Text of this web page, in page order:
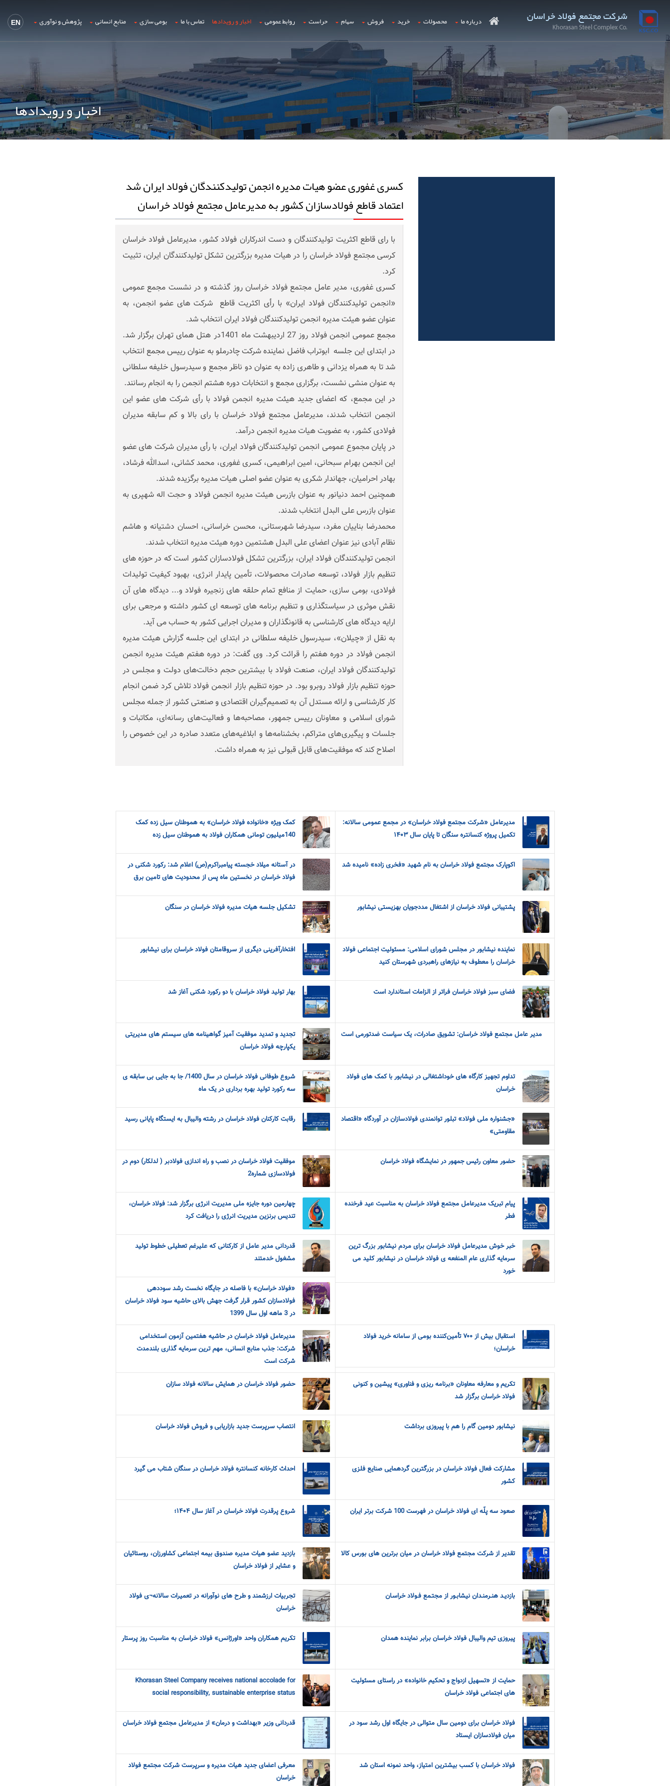
EN درباره ما محصولات خرید فروش سهام حراست روابط عمومی اخبار و رویدادها تماس با ما بومی سازی منابع انسانی پژوهش و نوآوری
اخبار و رویدادها
کسری غفوری عضو هیات مدیره انجمن تولیدکنندگان فولاد ایران شد
اعتماد قاطع فولادسازان کشور به مدیرعامل مجتمع فولاد خراسان
با رای قاطع اکثریت تولیدکنندگان و دست اندرکاران فولاد کشور، مدیرعامل فولاد خراسان
کرسی مجتمع فولاد خراسان را در هیات مدیره بزرگترین تشکل تولیدکنندگان ایران، تثبیت
کرد.
کسری غفوری، مدیر عامل مجتمع فولاد خراسان روز گذشته و در نشست مجمع عمومی
«انجمن تولیدکنندگان فولاد ایران» با رأی اکثریت قاطع شرکت های عضو انجمن، به
عنوان عضو هیئت مدیره انجمن تولیدکنندگان فولاد ایران انتخاب شد.
مجمع عمومی انجمن فولاد روز 27 اردیبهشت ماه 1401در هتل همای تهران برگزار شد.
در ابتدای این جلسه ابوتراب فاضل نماینده شرکت چادرملو به عنوان رییس مجمع انتخاب
شد تا به همراه یزدانی و طاهری زاده به عنوان دو ناظر مجمع و سیدرسول خلیفه سلطانی
به عنوان منشی نشست، برگزاری مجمع و انتخابات دوره هشتم انجمن را به انجام رسانند.
در این مجمع، که اعضای جدید هیئت مدیره انجمن فولاد با رأی شرکت های عضو این
انجمن انتخاب شدند، مدیرعامل مجتمع فولاد خراسان با رای بالا و کم سابقه مدیران
فولادی کشور، به عضویت هیات مدیره انجمن درآمد.
در پایان مجموع عمومی انجمن تولیدکنندگان فولاد ایران، با رأی مدیران شرکت های عضو
این انجمن بهرام سبحانی، امین ابراهیمی، کسری غفوری، محمد کشانی، اسدالله فرشاد،
بهادر احرامیان، جهاندار شکری به عنوان عضو اصلی هیات مدیره برگزیده شدند.
همچنین احمد دنیانور به عنوان بازرس هیئت مدیره انجمن فولاد و حجت اله شهپری به
عنوان بازرس علی البدل انتخاب شدند.
محمدرضا بناییان مفرد، سیدرضا شهرستانی، محسن خراسانی، احسان دشتیانه و هاشم
نظام آبادی نیز عنوان اعضای علی البدل هشتمین دوره هیئت مدیره انتخاب شدند.
انجمن تولیدکنندگان فولاد ایران، بزرگترین تشکل فولادسازان کشور است که در حوزه های
تنظیم بازار فولاد، توسعه صادرات محصولات، تأمین پایدار انرژی، بهبود کیفیت تولیدات
فولادی، بومی سازی، حمایت از منافع تمام حلقه های زنجیره فولاد و... دیدگاه های آن
نقش موثری در سیاستگذاری و تنظیم برنامه های توسعه ای کشور داشته و مرجعی برای
ارایه دیدگاه های کارشناسی به قانونگذاران و مدیران اجرایی کشور به حساب می آید.
به نقل از «چیلان»، سیدرسول خلیفه سلطانی در ابتدای این جلسه گزارش هیئت مدیره
انجمن فولاد در دوره هفتم را قرائت کرد. وی گفت: در دوره هفتم هیئت مدیره انجمن
تولیدکنندگان فولاد ایران، صنعت فولاد با بیشترین حجم دخالت‌های دولت و مجلس در
حوزه تنظیم بازار فولاد روبرو بود. در حوزه تنظیم بازار انجمن فولاد تلاش کرد ضمن انجام
کار کارشناسی و ارائه مستدل آن به تصمیم‌گیران اقتصادی و صنعتی کشور از جمله مجلس
شورای اسلامی و معاونان رییس جمهور، مصاحبه‌ها و فعالیت‌های رسانه‌ای، مکاتبات و
جلسات و پیگیری‌های متراکم، بخشنامه‌ها و ابلاغیه‌های متعدد صادره در این خصوص را
اصلاح کند که موفقیت‌های قابل قبولی نیز به همراه داشت.
مدیرعامل «شرکت مجتمع فولاد خراسان» در مجمع عمومی سالانه:
تکمیل پروژه کنسانتره سنگان تا پایان سال ۱۴۰۳
کمک ویژه «خانواده فولاد خراسان» به هموطنان سیل زده کمک
140میلیون تومانی همکاران فولاد به هموطنان سیل زده
اکوپارک مجتمع فولاد خراسان به نام شهید «فخری زاده» نامیده شد
در آستانه میلاد خجسته پیامبراکرم(ص) اعلام شد: رکورد شکنی در
فولاد خراسان در نخستین ماه پس از محدودیت های تامین برق
پشتیبانی فولاد خراسان از اشتغال مددجویان بهزیستی نیشابور تشکیل جلسه هیات مدیره فولاد خراسان در سنگان
نماینده نیشابور در مجلس شورای اسلامی: مسئولیت اجتماعی فولاد
خراسان را معطوف به نیازهای راهبردی شهرستان کنید
افتخارآفرینی دیگری از سروقامتان فولاد خراسان برای نیشابور
فضای سبز فولاد خراسان فراتر از الزامات استاندارد است بهار تولید فولاد خراسان با‌ دو رکورد شکنی آغاز شد
مدیر عامل مجتمع فولاد خراسان: تشویق صادرات، یک سیاست ضدتورمی است
تجدید و تمدید موفقیت آمیز گواهینامه های سیستم های مدیریتی
یکپارچه فولاد خراسان
تداوم تجهیز کارگاه های خوداشتغالی در نیشابور با کمک های فولاد
خراسان
شروع طوفانی فولاد خراسان در سال 1400/ جا به جایی بی سابقه ی
سه رکورد تولید بهره برداری در یک ماه
«جشنواره ملی فولاد» تبلور توانمندی فولادسازان در آوردگاه «اقتصاد
مقاومتی»
رقابت کارکنان فولاد خراسان در رشته والیبال به ایستگاه پایانی رسید
حضور معاون رئیس جمهور در نمایشگاه فولاد خراسان
موفقیت فولاد خراسان در نصب و راه اندازی فولادبر ( لدلکار) دوم در
فولادسازی شماره2
پیام تبریک مدیرعامل مجتمع فولاد خراسان به مناسبت عید فرخنده
فطر
چهارمین دوره جایزه ملی مدیریت انرژی برگزار شد: فولاد خراسان،
تندیس برنزین مدیریت انرژی را دریافت کرد
خبر خوش مدیرعامل فولاد خراسان برای مردم نیشابور بزرگ ترین
سرمایه گذاری عام المنفعه ی فولاد خراسان در نیشابور کلید می
خورد
قدردانی مدیر عامل از کارکنانی که علیرغم تعطیلی خطوط تولید
مشغول خدمتند
«فولاد خراسان» با فاصله در جایگاه نخست رشد سوددهی
فولادسازان کشور قرار گرفت جهش بالای حاشیه سود فولاد خراسان
در 3 ماهه اول سال 1399
استقبال بیش از ۷۰۰ تأمین‌کننده بومی از سامانه خرید فولاد
خراسان؛
مدیرعامل فولاد خراسان در حاشیه هفتمین آزمون استخدامی
شرکت: جذب منابع انسانی، مهم ترین سرمایه گذاری بلندمدت
شرکت است
تکریم و معارفه معاونان «برنامه ریزی و فناوری» پیشین و کنونی
فولاد خراسان برگزار شد
حضور فولاد خراسان در همایش سالانه فولاد سازان
نیشابور دومین گام را هم با پیروزی برداشت انتصاب سرپرست جدید بازاریابی و فروش فولاد خراسان
مشارکت فعال فولاد خراسان در بزرگترین گردهمایی صنایع فلزی
کشور
احداث کارخانه کنسانتره فولاد خراسان در سنگان شتاب می گیرد
صعود سه پلّه ای فولاد خراسان در فهرست 100 شرکت برتر ایران شروع پرقدرت فولاد خراسان در آغاز سال ۱۴۰۴؛
تقدیر از شرکت مجتمع فولاد خراسان در میان برترین های بورس کالا
بازدید عضو هیات مدیره صندوق بیمه اجتماعی کشاورزان، روستائیان
و عشایر از فولاد خراسان
بازديـد هنـرمنـدان نيشابـور از مجتـمع فـولاد خراسـان
تجربیات ارزشمند و طرح های نوآورانه در تعمیرات سالانه¬ی فولاد
خراسان
پیروزی تیم والیبال فولاد خراسان برابر نماینده همدان تکریم همکاران واحد «اورژانس» فولاد خراسان به مناسبت روز پرستار
حمایت از «تسهیل ازدواج و تحکیم خانواده» در راستای مسئولیت
های اجتماعی فولاد خراسان
Khorasan Steel Company receives national accolade for
social responsibility, sustainable enterprise status
فولاد خراسان برای دومین سال متوالی در جایگاه اول رشد سود در
میان فولادسازان ایستاد
قدردانی وزیر «بهداشت و درمان» از مدیرعامل مجتمع فولاد خراسان
فولاد خراسان با کسب بیشترین امتیاز، واحد نمونه استان شد
معرفی اعضای جدید هیات مدیره و سرپرست شرکت مجتمع فولاد
خراسان